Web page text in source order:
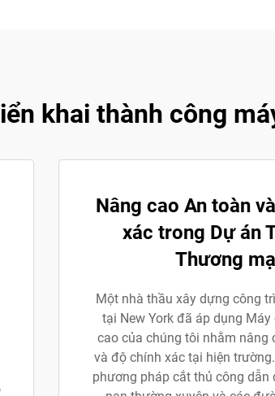
khai thành công
Nâng cao An toàn
xác trong Dự án
Thương
Một nhà thầu xây dựng công
tại New York đã áp dụng
cao của chúng tôi nhằm nâng
và độ chính xác tại hiện
phương pháp cắt thủ công dẫn